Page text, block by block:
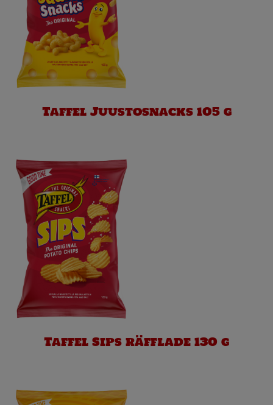
Taffel Juustosnacks 105 g
Taffel Sips räfflade 130 g